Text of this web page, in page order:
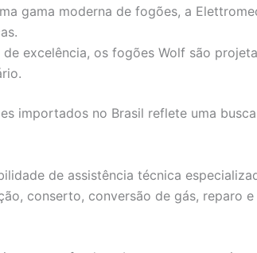
gama moderna de fogões, a
excelência, os fogões Wolf são
importados no Brasil reflete uma
de assistência técnica
conserto, conversão de gás, reparo